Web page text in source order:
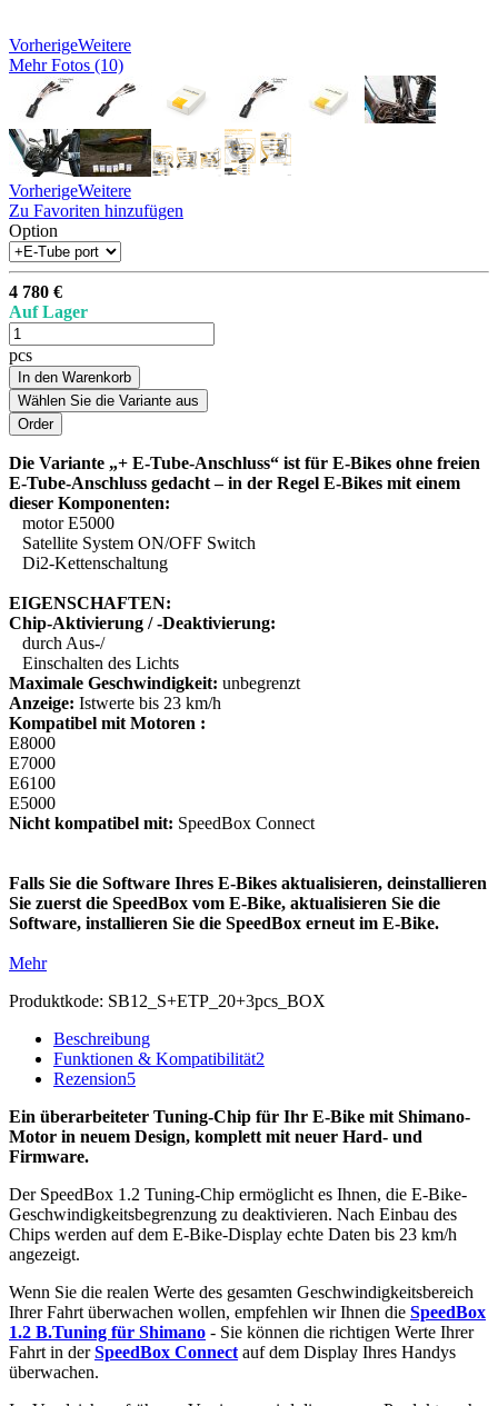
VorherigeWeitere
Mehr Fotos (10)
VorherigeWeitere
Zu Favoriten hinzufügen
Option
4 780 €
Auf Lager
pcs
In den Warenkorb
Wählen Sie die Variante aus
Die Variante „+ E-Tube-Anschluss“ ist für E-Bikes ohne freien
E-Tube-Anschluss gedacht – in der Regel E-Bikes mit einem
dieser Komponenten:
motor E5000
Satellite System ON/OFF Switch
Di2-Kettenschaltung
EIGENSCHAFTEN:
Chip-Aktivierung / -Deaktivierung:
durch Aus-/
Einschalten des Lichts
Maximale Geschwindigkeit: unbegrenzt
Anzeige: Istwerte bis 23 km/h
Kompatibel mit Motoren :
E8000
E7000
E6100
E5000
Nicht kompatibel mit: SpeedBox Connect
Falls Sie die Software Ihres E-Bikes aktualisieren, deinstallieren
Sie zuerst die SpeedBox vom E-Bike, aktualisieren Sie die
Software, installieren Sie die SpeedBox erneut im E-Bike.
Mehr
Produktkode: SB12_S+ETP_20+3pcs_BOX
Beschreibung
Funktionen & Kompatibilität2
Rezension5
Ein überarbeiteter Tuning-Chip für Ihr E-Bike mit Shimano-
Motor in neuem Design, komplett mit neuer Hard- und
Firmware.
Der SpeedBox 1.2 Tuning-Chip ermöglicht es Ihnen, die E-Bike-
Geschwindigkeitsbegrenzung zu deaktivieren. Nach Einbau des
Chips werden auf dem E-Bike-Display echte Daten bis 23 km/h
angezeigt.
Wenn Sie die realen Werte des gesamten Geschwindigkeitsbereich
Ihrer Fahrt überwachen wollen, empfehlen wir Ihnen die SpeedBox
1.2 B.Tuning für Shimano - Sie können die richtigen Werte Ihrer
Fahrt in derSpeedBox Connect auf dem Display Ihres Handys
überwachen.